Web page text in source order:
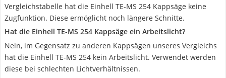
Vergleichstabelle hat die Einhell TE-MS 254 Kappsäge keine
Zugfunktion. Diese ermöglicht noch längere Schnitte.
Hat die Einhell TE-MS 254 Kappsäge ein Arbeitslicht?
Nein, im Gegensatz zu anderen Kappsägen unseres Vergleichs
hat die Einhell TE-MS 254 kein Arbeitslicht. Verwendet werden
diese bei schlechten Lichtverhältnissen.